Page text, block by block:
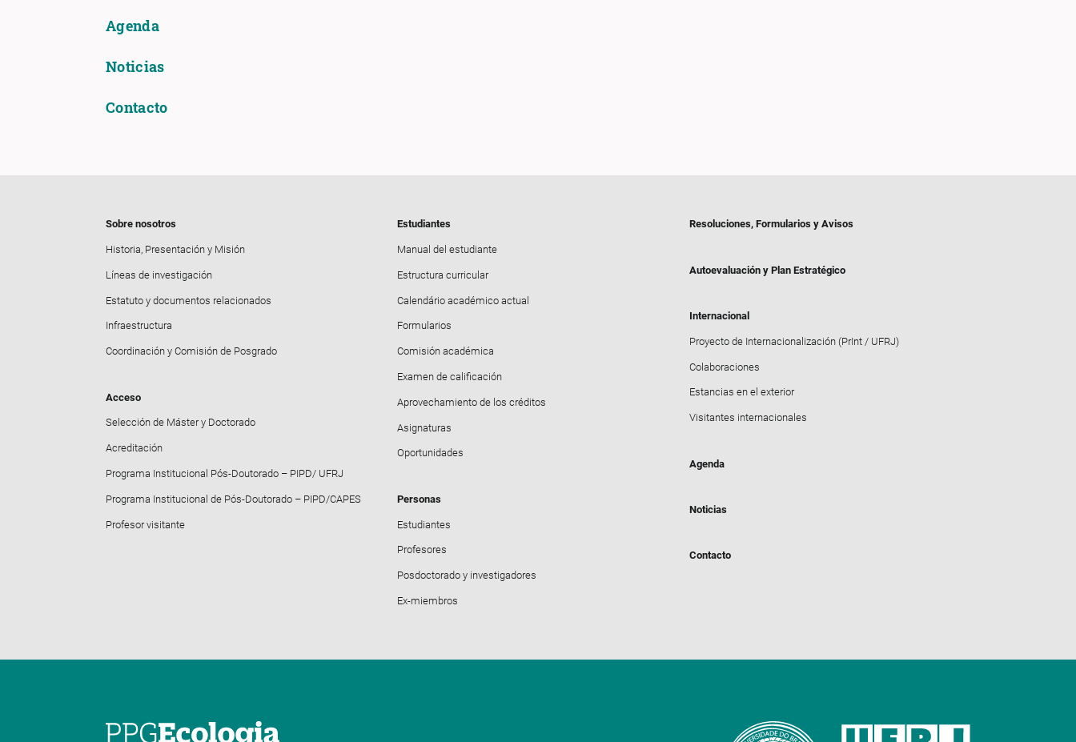
Agenda
Noticias
Contacto
Sobre nosotros
Historia, Presentación y Misión
Líneas de investigación
Estatuto y documentos relacionados
Infraestructura
Coordinación y Comisión de Posgrado
Acceso
Selección de Máster y Doctorado
Acreditación
Programa Institucional Pós-Doutorado – PIPD/ UFRJ
Programa Institucional de Pós-Doutorado – PIPD/CAPES
Profesor visitante
Estudiantes
Manual del estudiante
Estructura curricular
Calendário académico actual
Formularios
Comisión académica
Examen de calificación
Aprovechamiento de los créditos
Asignaturas
Oportunidades
Personas
Estudiantes
Profesores
Posdoctorado y investigadores
Ex-miembros
Resoluciones, Formularios y Avisos
Autoevaluación y Plan Estratégico
Internacional
Proyecto de Internacionalización (PrInt / UFRJ)
Colaboraciones
Estancias en el exterior
Visitantes internacionales
Agenda
Noticias
Contacto